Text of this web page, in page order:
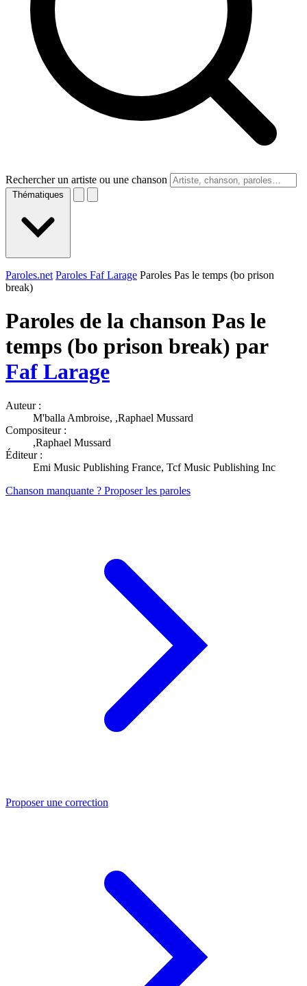
Rechercher un artiste ou une chanson
Thématiques
Paroles.net Paroles Faf Larage Paroles Pas le temps (bo prison
break)
Paroles de la chanson Pas le
temps (bo prison break) par
Faf Larage
Auteur :
M'balla Ambroise, ,Raphael Mussard
Compositeur :
,Raphael Mussard
Éditeur :
Emi Music Publishing France, Tcf Music Publishing Inc
Chanson manquante ? Proposer les paroles
Proposer une correction